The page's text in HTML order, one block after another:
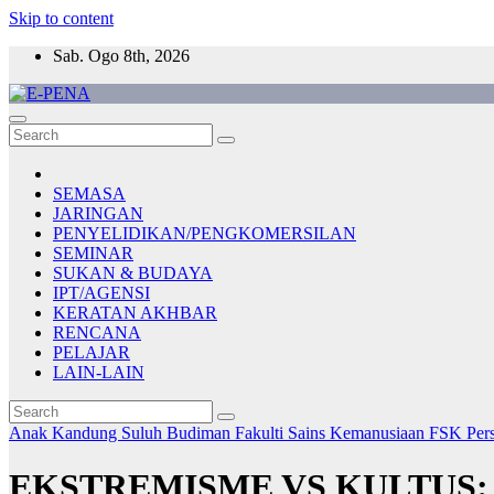
Skip to content
Sab. Ogo 8th, 2026
E-PENA
Berita Digital Terkini
SEMASA
JARINGAN
PENYELIDIKAN/PENGKOMERSILAN
SEMINAR
SUKAN & BUDAYA
IPT/AGENSI
KERATAN AKHBAR
RENCANA
PELAJAR
LAIN-LAIN
Anak Kandung Suluh Budiman Fakulti Sains Kemanusiaan FSK